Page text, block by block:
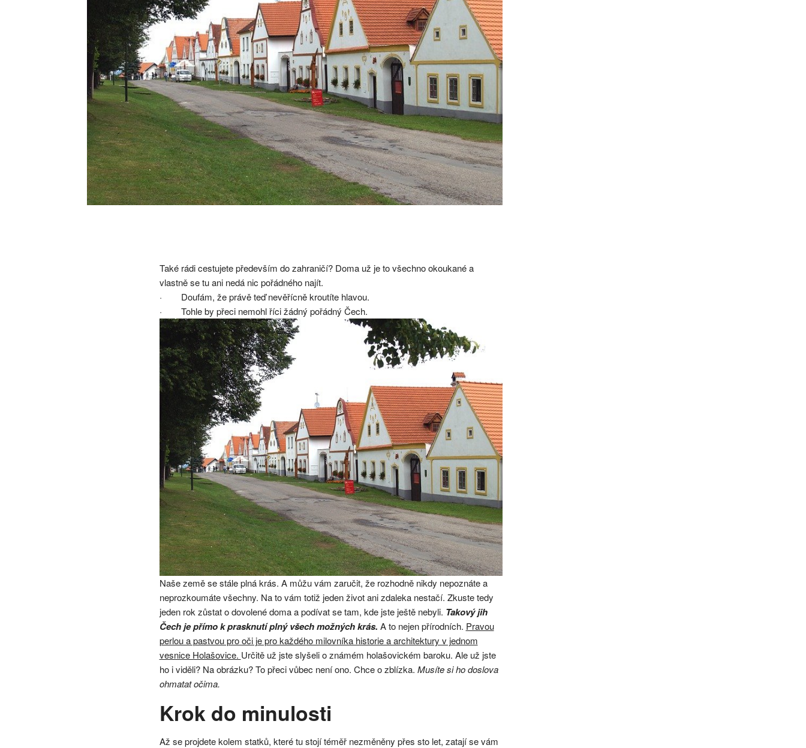
Také rádi cestujete především do zahraničí? Doma už je to všechno okoukané a
vlastně se tu ani nedá nic pořádného najít.
· Doufám, že právě teď nevěřícně kroutíte hlavou.
· Tohle by přeci nemohl říci žádný pořádný Čech.
Naše země se stále plná krás. A můžu vám zaručit, že rozhodně nikdy nepoznáte a
neprozkoumáte všechny. Na to vám totiž jeden život ani zdaleka nestačí. Zkuste tedy
jeden rok zůstat o dovolené doma a podívat se tam, kde jste ještě nebyli. Takový jih
Čech je přímo k prasknutí plný všech možných krás. A to nejen přírodních. Pravou
perlou a pastvou pro oči je pro každého milovníka historie a architektury v jednom
vesnice Holašovice. Určitě už jste slyšeli o známém holašovickém baroku. Ale už jste
ho i viděli? Na obrázku? To přeci vůbec není ono. Chce o zblízka. Musíte si ho doslova
ohmatat očima.
Krok do minulosti
Až se projdete kolem statků, které tu stojí téměř nezměněny přes sto let, zatají se vám